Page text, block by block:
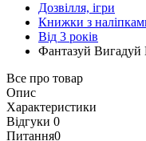
Дозвілля, ігри
Книжки з
Від 3 років
Фантазуй
Все про товар
Опис
Характеристики
Відгуки 0
Питання0